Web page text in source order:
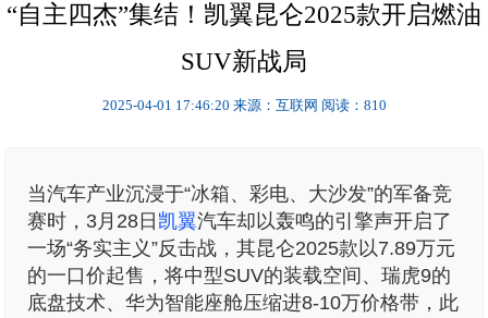
“自主四杰”集结！凯翼昆仑2025款开启燃油
SUV新战局
2025-04-01 17:46:20 来源：互联网 阅读：810
当汽车产业沉浸于“冰箱、彩电、大沙发”的军备竞
赛时，3月28日 凯翼汽车却以轰鸣的引擎声开启了
一场“务实主义”反击战，其昆仑2025款以7.89万元
的一口价起售，将中型SUV的装载空间、瑞虎9的
底盘技术、华为智能座舱压缩进8-10万价格带，此